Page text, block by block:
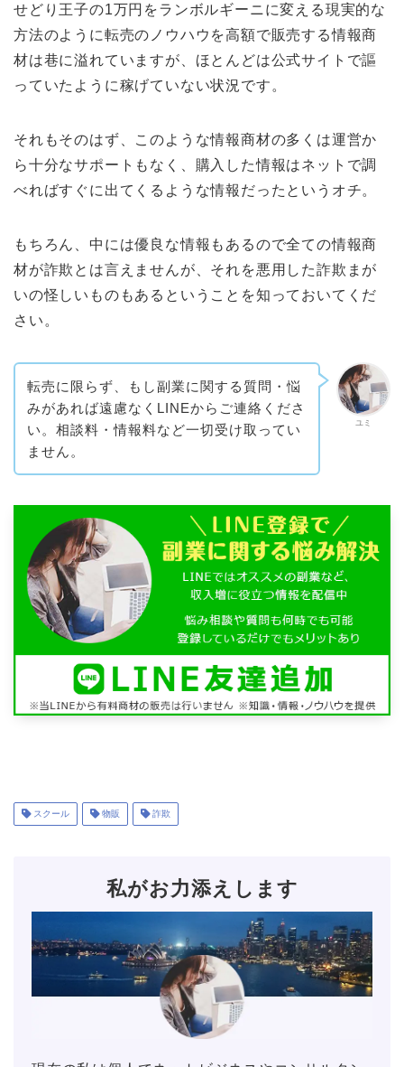
せどり王子の1万円をランボルギーニに変える現実的な
方法のように転売のノウハウを高額で販売する情報商
材は巷に溢れていますが、ほとんどは公式サイトで謳
っていたように稼げていない状況です。
それもそのはず、このような情報商材の多くは運営か
ら十分なサポートもなく、購入した情報はネットで調
べればすぐに出てくるような情報だったというオチ。
もちろん、中には優良な情報もあるので全ての情報商
材が詐欺とは言えませんが、それを悪用した詐欺まが
いの怪しいものもあるということを知っておいてくだ
さい。
ユミ
転売に限らず、もし副業に関する質問・悩
みがあれば遠慮なくLINEからご連絡くださ
い。相談料・情報料など一切受け取ってい
ません。
スクール 物販 詐欺
私がお力添えします